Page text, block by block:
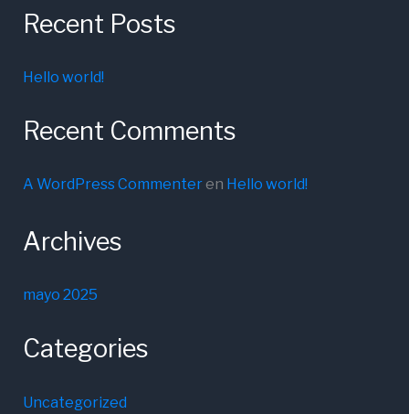
Recent Posts
Hello world!
Recent Comments
A WordPress Commenteren Hello world!
Archives
mayo 2025
Categories
Uncategorized